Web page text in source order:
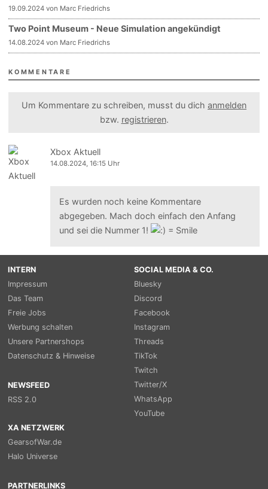
19.09.2024 von Marc Friedrichs
Two Point Museum - Neue Simulation angekündigt
14.08.2024 von Marc Friedrichs
KOMMENTARE
Um Kommentare zu schreiben, musst du dich anmelden
bzw. registrieren.
Xbox Aktuell
14.08.2024, 16:15 Uhr
Es wurden noch keine Kommentare
abgegeben. Mach doch einfach den Anfang
und sei die Nummer 1!
INTERN
Impressum
Das Team
Freie Jobs
Werbung schalten
Unsere Partnershops
Datenschutz & Hinweise
NEWSFEED
RSS 2.0
SOCIAL MEDIA & CO.
Bluesky
Discord
Facebook
Instagram
Threads
TikTok
Twitch
Twitter/X
WhatsApp
YouTube
XA NETZWERK
GearsofWar.de
Halo Universe
PARTNERLINKS